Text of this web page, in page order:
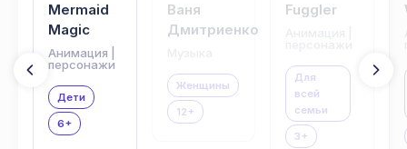
Mermaid
Magic
Анимация |
персонажи
Дети
6+
Ваня
Дмитриенко
Женщины
12+
Fuggler
Для
всей
семьи
3+